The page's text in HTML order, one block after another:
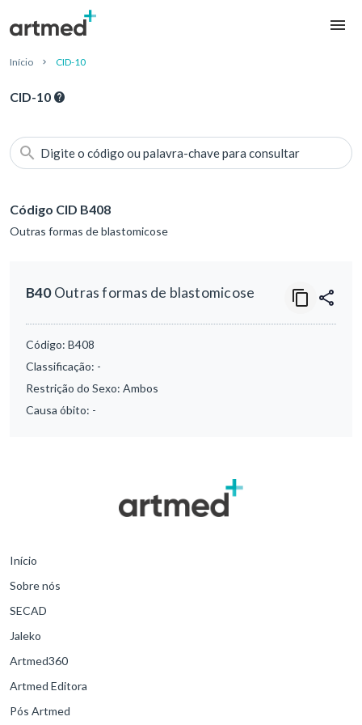
Início CID-10
CID-10
Digite o código ou palavra-chave para consultar
Código CID B408
Outras formas de blastomicose
B40Outras formas de blastomicose
Código: B408
Classificação: -
Restrição do Sexo: Ambos
Causa óbito: -
Início
Sobre nós
SECAD
Jaleko
Artmed360
Artmed Editora
Pós Artmed